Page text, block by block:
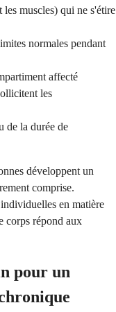
les muscles) qui ne s'étire
normales pendant
affecté
les
de la durée de
développent un
comprise.
en matière
corps répond aux
pour un